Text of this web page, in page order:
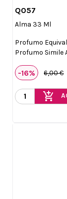
Q057
Alma 33 Ml
Profumo
Profumo Simile
-16% 6,00 €
add_shopping_cart